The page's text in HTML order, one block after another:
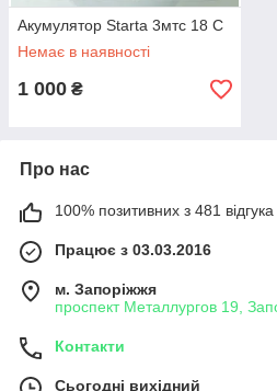
Акумулятор Starta 3мтс 18 С
Немає в наявності
1 000 ₴
Про нас
100% позитивних з 481 відгука
Працює з 03.03.2016
м. Запоріжжя
проспект Металлургов 19,
Контакти
Сьогодні вихідний